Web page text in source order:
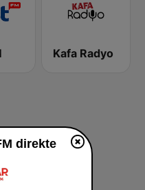
Kafa Radyo
direkte